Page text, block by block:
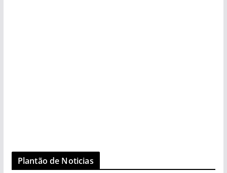
Plantão de Noticias